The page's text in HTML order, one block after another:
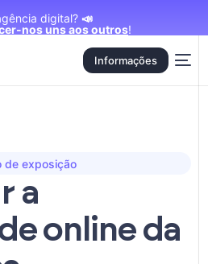
digital? 📣
nos uns aos outros!
Informações
de exposição
a
online da